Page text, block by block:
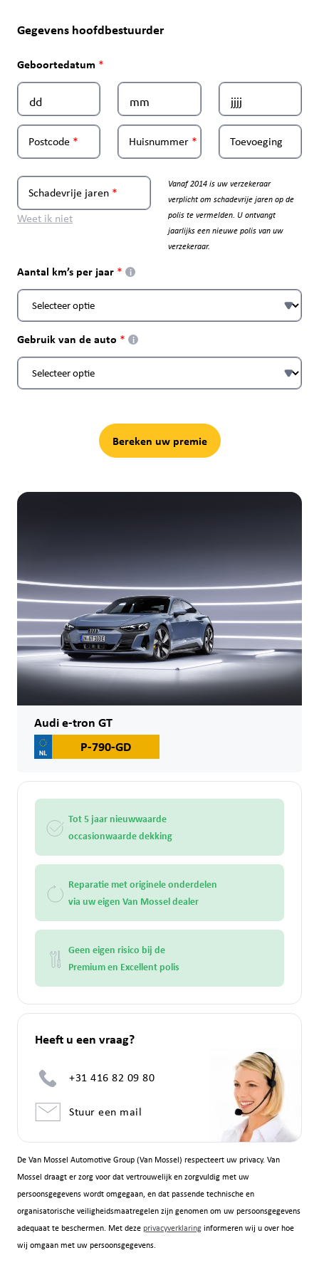
Gegevens hoofdbestuurder
Geboortedatum
Postcode Huisnummer Toevoeging
Schadevrije jaren
Weet ik niet
Vanaf 2014 is uw verzekeraar
verplicht om schadevrije jaren op de
polis te vermelden. U ontvangt
jaarlijks een nieuwe polis van uw
verzekeraar.
Aantal km’s per jaar i
Gebruik van de auto i
Bereken uw premie
De Van Mossel Automotive Group (Van Mossel) respecteert uw privacy. Van
Mossel draagt er zorg voor dat vertrouwelijk en zorgvuldig met uw
persoonsgegevens wordt omgegaan, en dat passende technische en
organisatorische veiligheidsmaatregelen zijn genomen om uw persoonsgegevens
adequaat te beschermen. Met deze privacyverklaringinformeren wij u over hoe
wij omgaan met uw persoonsgegevens.
Audi e-tron GT
P-790-GD
Tot 5 jaar nieuwwaarde
occasionwaarde dekking
Reparatie met originele onderdelen
via uw eigen Van Mossel dealer
Geen eigen risico bij de
Premium en Excellent polis
Heeft u een vraag?
+31 416 82 09 80
Stuur een mail